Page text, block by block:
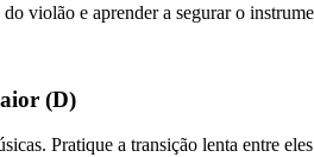
violão e aprender a segurar o
(D)
Pratique a transição lenta entre